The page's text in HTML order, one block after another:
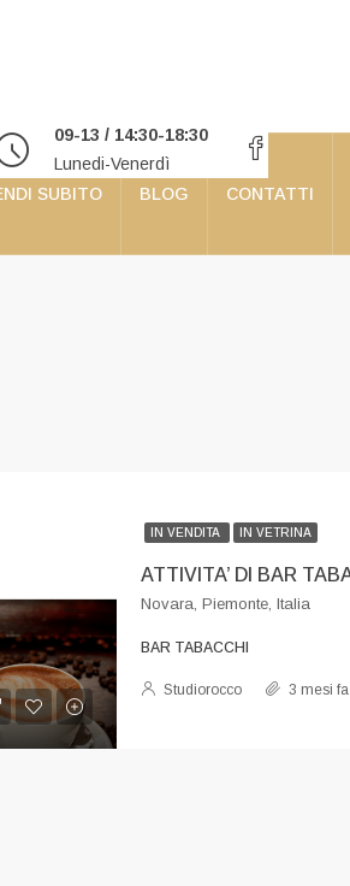
09-13 / 14:30-18:30
Lunedi-Venerdì
SUBITO BLOG CONTATTI
IN VENDITA IN VETRINA
Novara, Piemonte, Italia
BAR TABACCHI
Studiorocco 3 mesi fa